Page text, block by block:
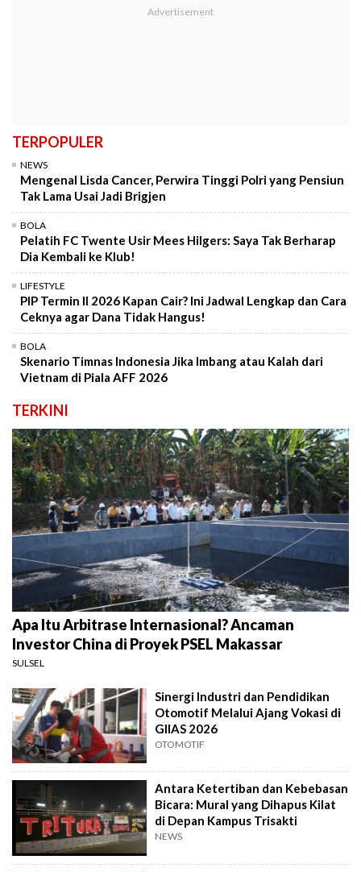
TERPOPULER
NEWS
Mengenal Lisda Cancer, Perwira Tinggi Polri yang Pensiun
Tak Lama Usai Jadi Brigjen
BOLA
Pelatih FC Twente Usir Mees Hilgers: Saya Tak Berharap
Dia Kembali ke Klub!
LIFESTYLE
PIP Termin II 2026 Kapan Cair? Ini Jadwal Lengkap dan Cara
Ceknya agar Dana Tidak Hangus!
BOLA
Skenario Timnas Indonesia Jika Imbang atau Kalah dari
Vietnam di Piala AFF 2026
TERKINI
Apa Itu Arbitrase Internasional? Ancaman
Investor China di Proyek PSEL Makassar
SULSEL
Sinergi Industri dan Pendidikan
Otomotif Melalui Ajang Vokasi di
GIIAS 2026
OTOMOTIF
Antara Ketertiban dan Kebebasan
Bicara: Mural yang Dihapus Kilat
di Depan Kampus Trisakti
NEWS